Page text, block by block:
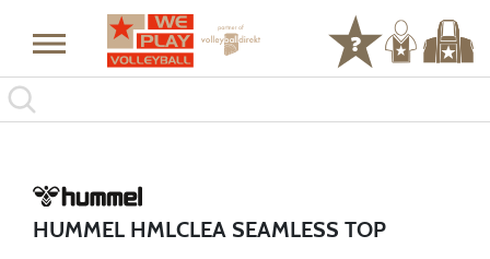
HUMMEL HMLCLEA SEAMLESS TOP